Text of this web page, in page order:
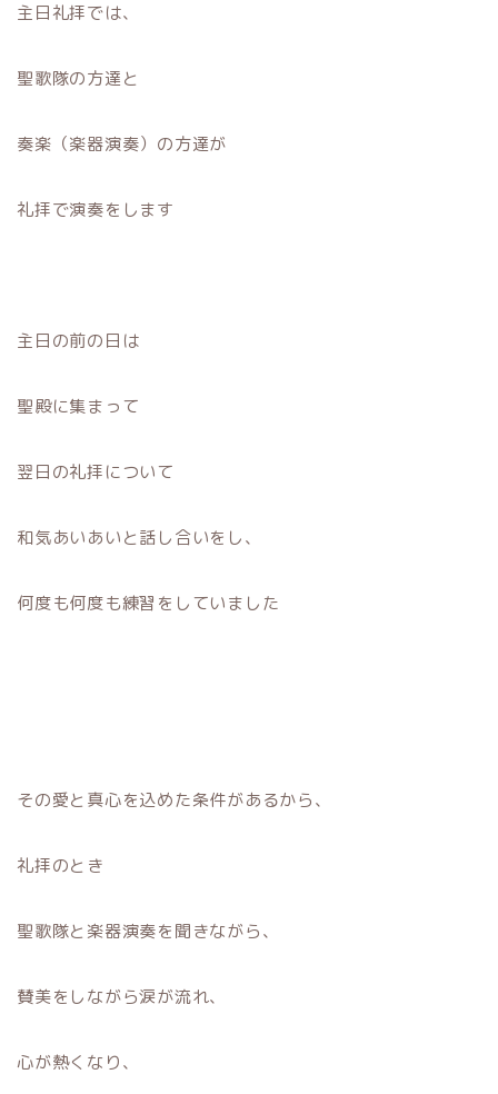
主日礼拝では、
聖歌隊の方達と
奏楽（楽器演奏）の方達が
礼拝で演奏をします
主日の前の日は
聖殿に集まって
翌日の礼拝について
和気あいあいと話し合いをし、
何度も何度も練習をしていました
その愛と真心を込めた条件があるから、
礼拝のとき
聖歌隊と楽器演奏を聞きながら、
賛美をしながら涙が流れ、
心が熱くなり、